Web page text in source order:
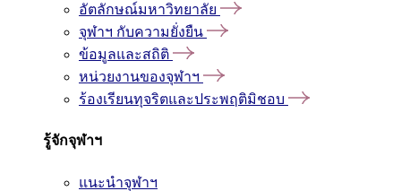
อัตลักษณ์มหาวิทยาลัย
จุฬาฯ กับความยั่งยืน
ข้อมูลและสถิติ
หน่วยงานของจุฬาฯ
ร้องเรียนทุจริตและประพฤติมิชอบ
รู้จักจุฬาฯ
แนะนำจุฬาฯ